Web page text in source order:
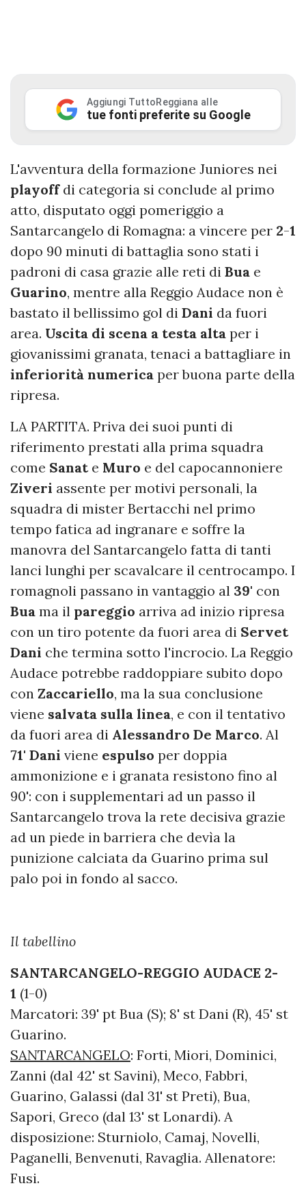
Aggiungi TuttoReggiana alle
tue fonti preferite su Google
L'avventura della formazione Juniores nei
playoffdi categoria si conclude al primo
atto, disputato oggi pomeriggio a
Santarcangelo di Romagna: a vincere per 2-1
dopo 90 minuti di battaglia sono stati i
padroni di casa grazie alle reti di Bua e
Guarino, mentre alla Reggio Audace non è
bastato il bellissimo gol di Dani da fuori
area. Uscita di scena a testa alta per i
giovanissimi granata, tenaci a battagliare in
inferiorità numerica per buona parte della
ripresa.
LA PARTITA. Priva dei suoi punti di
riferimento prestati alla prima squadra
come Sanate Muro e del capocannoniere
Ziveri assente per motivi personali, la
squadra di mister Bertacchi nel primo
tempo fatica ad ingranare e soffre la
manovra del Santarcangelo fatta di tanti
lanci lunghi per scavalcare il centrocampo. I
romagnoli passano in vantaggio al 39' con
Bua ma il pareggio arriva ad inizio ripresa
con un tiro potente da fuori area di Servet
Dani che termina sotto l'incrocio. La Reggio
Audace potrebbe raddoppiare subito dopo
con Zaccariello, ma la sua conclusione
viene salvata sulla linea, e con il tentativo
da fuori area di Alessandro De Marco. Al
71' Dani viene espulso per doppia
ammonizione e i granata resistono fino al
90': con i supplementari ad un passo il
Santarcangelo trova la rete decisiva grazie
ad un piede in barriera che devìa la
punizione calciata da Guarino prima sul
palo poi in fondo al sacco.
Il tabellino
SANTARCANGELO-REGGIO AUDACE 2-
1 (1-0)
Marcatori: 39' pt Bua (S); 8' st Dani (R), 45' st
Guarino.
SANTARCANGELO: Forti, Miori, Dominici,
Zanni (dal 42' st Savini), Meco, Fabbri,
Guarino, Galassi (dal 31' st Preti), Bua,
Sapori, Greco (dal 13' st Lonardi). A
disposizione: Sturniolo, Camaj, Novelli,
Paganelli, Benvenuti, Ravaglia. Allenatore:
Fusi.